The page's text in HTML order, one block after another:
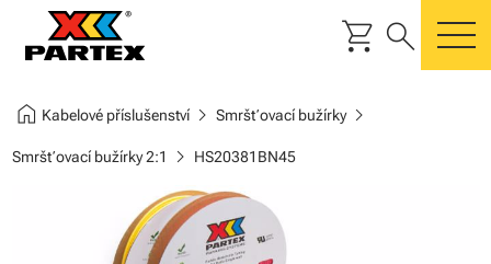
shopping_cart search
home Kabelové příslušenstvíchevron_right Smršťovací bužírkychevron_right
Smršťovací bužírky 2:1 chevron_right HS20381BN45